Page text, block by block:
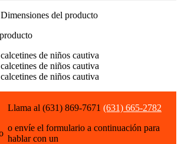
Dimensiones del producto
Llama al (631) 869-7671 (631) 665-2782
o envíe el formulario a continuación para
hablar con un